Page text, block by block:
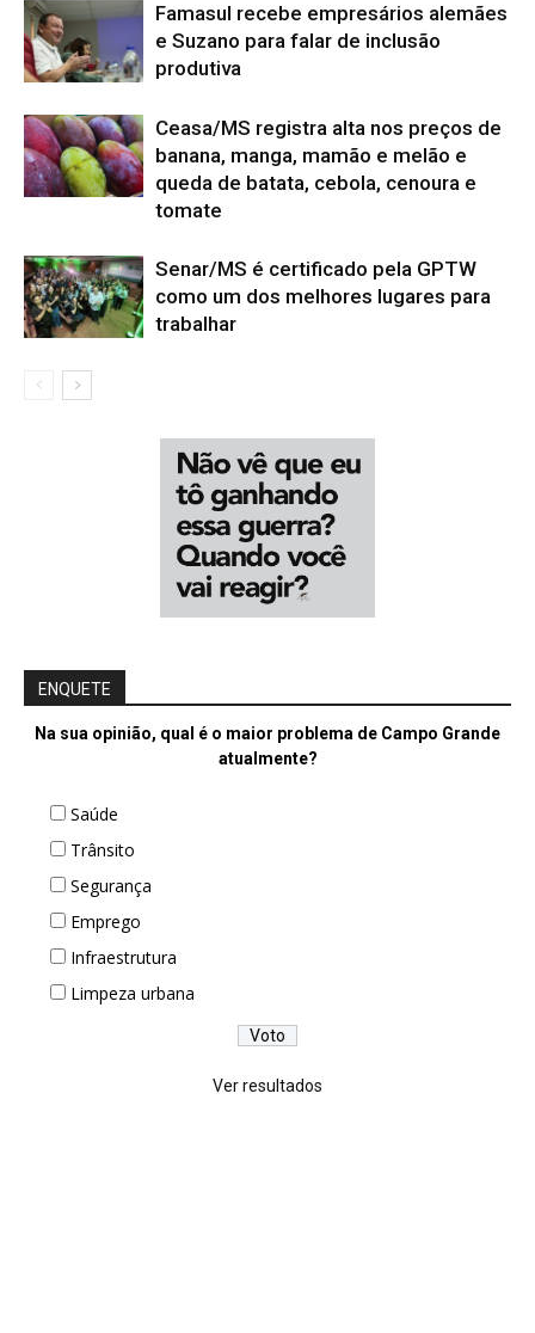
Famasul recebe empresários alemães
e Suzano para falar de inclusão
produtiva
Ceasa/MS registra alta nos preços de
banana, manga, mamão e melão e
queda de batata, cebola, cenoura e
tomate
Senar/MS é certificado pela GPTW
como um dos melhores lugares para
trabalhar
ENQUETE
Na sua opinião, qual é o maior problema de Campo Grande
atualmente?
Saúde
Trânsito
Segurança
Emprego
Infraestrutura
Limpeza urbana
Ver resultados